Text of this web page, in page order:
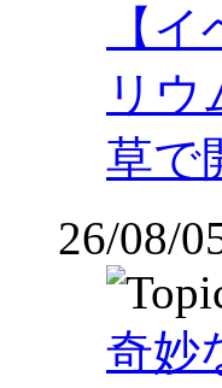
【
リウ
草で
26/08/
奇妙